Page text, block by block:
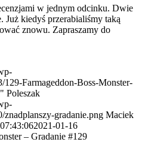
w jednym odcinku. Dwie
kiedyś przerabialiśmy taką
znowu. Zapraszamy do
129-Farmageddon-Boss-Monster-
Poleszak
znadplanszy-gradanie.png Maciek
2021-01-16
– Gradanie #129